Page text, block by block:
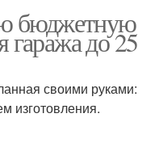
бюджетную
до 25
своими руками:
изготовления.